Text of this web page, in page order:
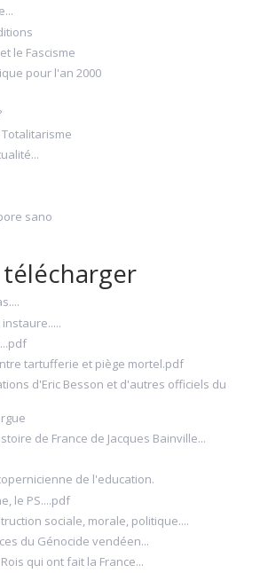
le Fascisme
pour l'an 2000
sano
télécharger
tartufferie et piège mortel.pdf
d'Eric Besson et d'autres officiels du
de France de Jacques Bainville...
de l'education.
le PS....pdf
sociale, morale, politique....
du Génocide vendéen...
qui ont fait la France...